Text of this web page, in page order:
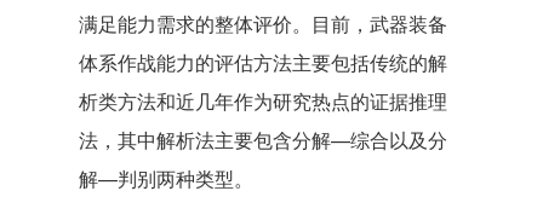
满足能力需求的整体评价。目前，武器装备
体系作战能力的评估方法主要包括传统的解
析类方法和近几年作为研究热点的证据推理
法，其中解析法主要包含分解—综合以及分
解—判别两种类型。